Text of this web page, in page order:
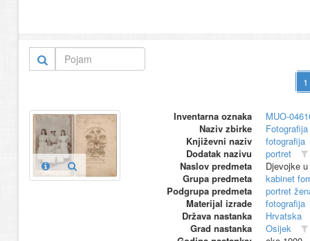
Inventarna oznaka
MUO-
Naziv zbirke
Književni naziv
fotografija
Dodatak nazivu
portret
Naslov predmeta
Djevojke
Grupa predmeta
kabinet
Podgrupa predmeta
portret
Materijal izrade
fotografija
Država nastanka
Hrvatska
Grad nastanka
Osijek